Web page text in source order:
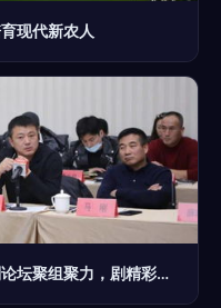
现代新农人
咖聚影都，论剑剧服 怀柔影视摄制论坛聚组聚力，剧精彩摄制服务